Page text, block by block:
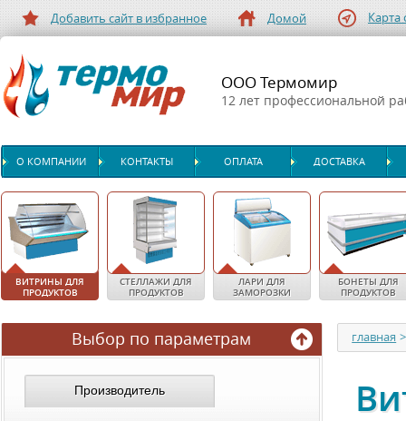
Добавить сайт в избранное Домой Карта
ООО Термомир
12 лет профессиональной
О КОМПАНИИ КОНТАКТЫ ОПЛАТА ДОСТАВКА
ВИТРИНЫ ДЛЯ
ПРОДУКТОВ
СТЕЛЛАЖИ ДЛЯ
ПРОДУКТОВ
ЛАРИ ДЛЯ
ЗАМОРОЗКИ
БОНЕТЫ ДЛЯ
ПРОДУКТОВ
главная >
Выбор по параметрам
Производитель